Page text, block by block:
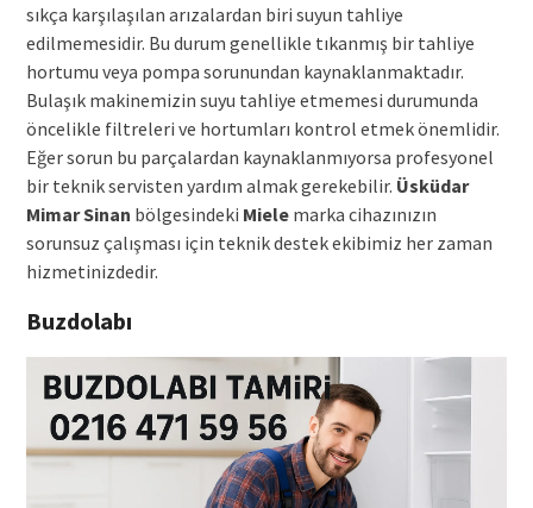
sıkça karşılaşılan arızalardan biri suyun tahliye
edilmemesidir. Bu durum genellikle tıkanmış bir tahliye
hortumu veya pompa sorunundan kaynaklanmaktadır.
Bulaşık makinemizin suyu tahliye etmemesi durumunda
öncelikle filtreleri ve hortumları kontrol etmek önemlidir.
Eğer sorun bu parçalardan kaynaklanmıyorsa profesyonel
bir teknik servisten yardım almak gerekebilir. Üsküdar
Mimar Sinan bölgesindeki Mielemarka cihazınızın
sorunsuz çalışması için teknik destek ekibimiz her zaman
hizmetinizdedir.
Buzdolabı